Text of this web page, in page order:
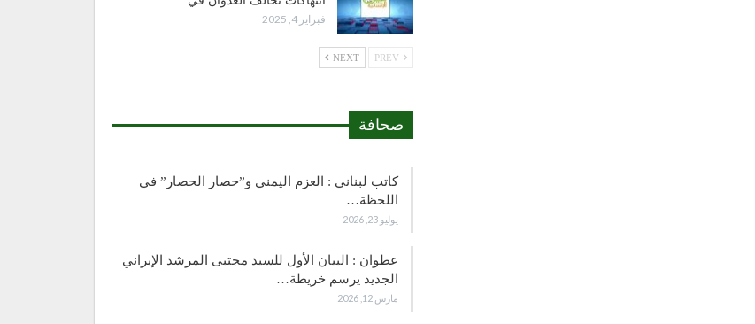
فبراير 4, 2025
NEXT
صحافة
كاتب لبناني : العزم اليمني و”حصار الحصار” في
اللحظة…
يوليو 23, 2026
عطوان : البيان الأول للسيد مجتبى المرشد الإيراني
الجديد يرسم خريطة…
مارس 12, 2026